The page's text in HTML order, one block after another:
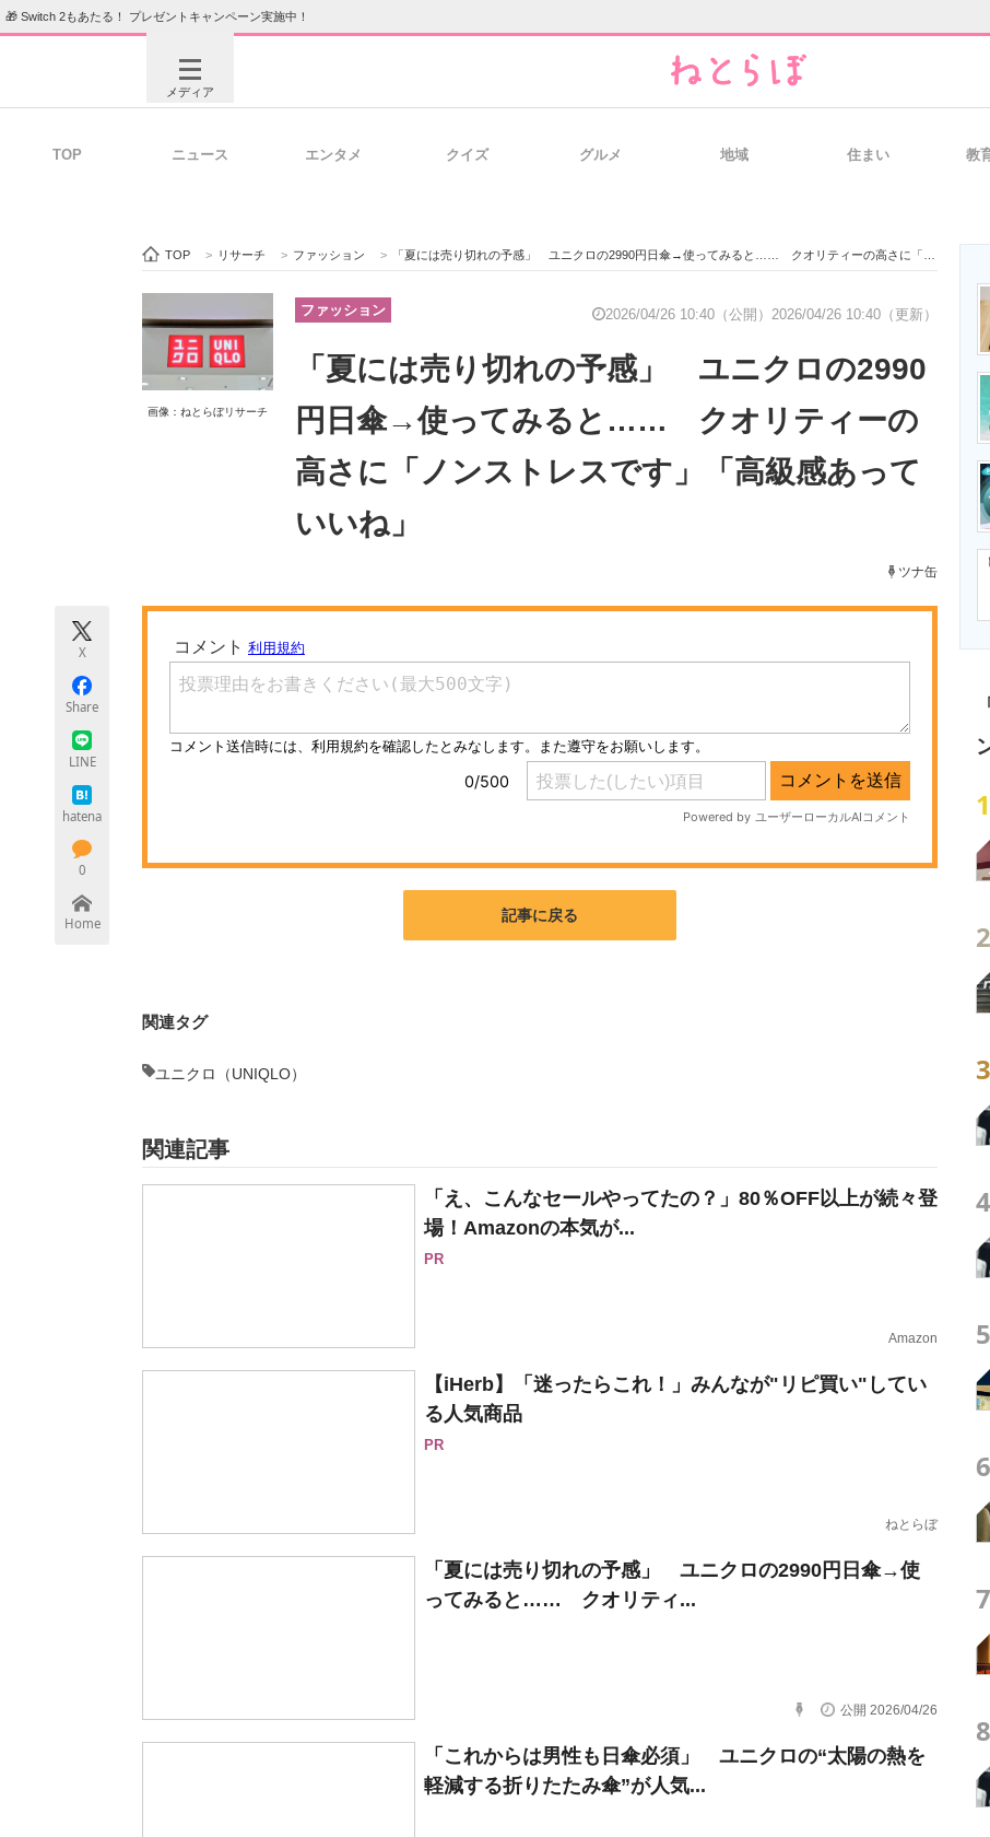
🎁 Switch 2もあたる！ プレゼントキャンペーン実施中！
メディア
ビジネスと働き方のヒント 経営リーダーのコ
製造業のIT導入・
エネルギーの専
ちょっと気になるネットの話題
TOP ニュース エンタメ クイズ グルメ 地域 住まい 教
TOP > リサーチ > ファッション > 「夏には売り切れの予感」 ユニクロの2990円日傘→使ってみると…… クオリティーの高さに「ノンストレスです」「高級感あっていいね」
画像：ねとらぼリサーチ
ファッション 2026/04/26 10:40（公開） 2026/04/26 10:40（更新）
「夏には売り切れの予感」 ユニクロの2990
円日傘→使ってみると…… クオリティーの
高さに「ノンストレスです」「高級感あって
いいね」
ツナ缶
X
Share
LINE
hatena
0
Home 記事に戻る
関連タグ
ユニクロ（UNIQLO）
関連記事
「え、こんなセールやってたの？」80％OFF以上が続々登
場！Amazonの本気が...
PR
Amazon
【iHerb】「迷ったらこれ！」みんなが"リピ買い"してい
る人気商品
PR
ねとらぼ
「夏には売り切れの予感」 ユニクロの2990円日傘→使
ってみると…… クオリティ...
公開 2026/04/26
「これからは男性も日傘必須」 ユニクロの“太陽の熱を
軽減する折りたたみ傘”が人気...
1
2
3
4
5
6
7
8